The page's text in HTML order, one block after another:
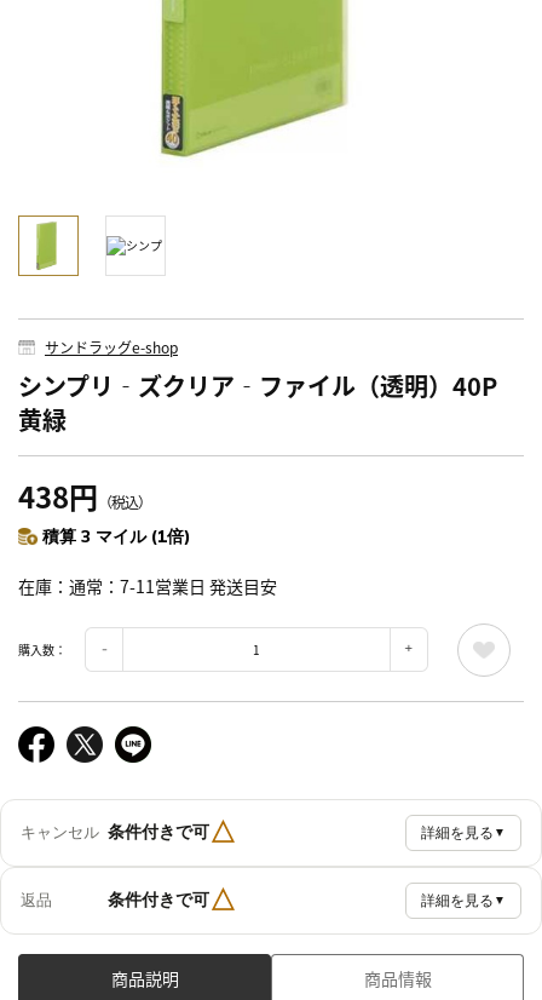
サンドラッグe-shop
シンプリ‐ズクリア‐ファイル（透明）40P
黄緑
438円 （税込）
積算 3 マイル (1倍)
在庫 通常：7-11営業日 発送目安
購入数：
キャンセル 条件付きで可△ 詳細を見る ▼
返品 条件付きで可△ 詳細を見る ▼
商品説明 商品情報